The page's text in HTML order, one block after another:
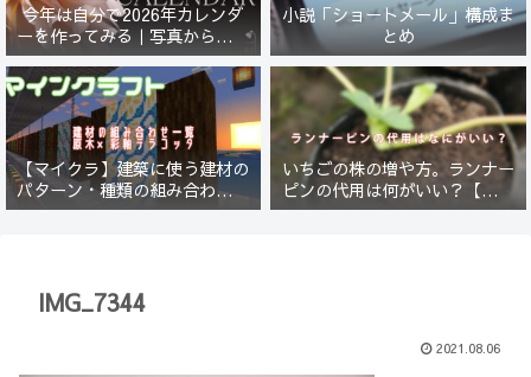
今年は自分で2026年カレンダ
ーを作ってみる｜写真から始ま
る小さなプロジェクト【一灯
花】
小説「ショートメール」構成ま
とめ
【マイクラ】建築に使う建材の
パターン・種類の組み合わせ一
覧！原木×彩釉テラコッタ編
いちごの株の増や方。ランナー
ピンの代用は何がいい？【５年
放置したイチゴは復活するの
IMG_7344
2021.08.06